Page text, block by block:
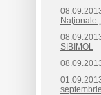
Naţionale
SIBIMOL
septembrie